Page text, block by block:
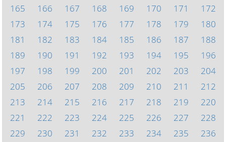
165
166 167 168 169 170 171
172
173
174 175 176 177 178 179
180
181
182 183 184 185 186 187
188
189
190 191 192 193 194 195
196
197
198 199 200 201 202 203
204
205
206 207 208 209 210 211
212
213
214 215 216 217 218 219
220
221
222 223 224 225 226 227
228
229
230 231 232 233 234 235
236